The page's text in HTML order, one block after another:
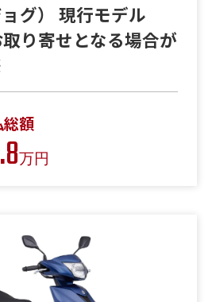
グ） 現行モデル
り寄せとなる場合が
総額
万円